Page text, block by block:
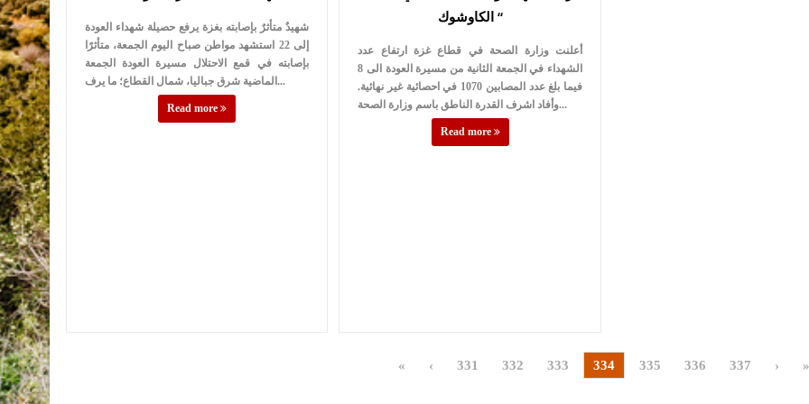
شهيدٌ متأثرٌ بإصابته بغزة يرفع حصيلة شهداء العودة
إلى 22 استشهد مواطن صباح اليوم الجمعة، متأثرًا
بإصابته في قمع الاحتلال مسيرة العودة الجمعة
الماضية شرق جباليا، شمال القطاع؛ ما يرف...
Read more
الكاوشوك “
أعلنت وزارة الصحة في قطاع غزة ارتفاع عدد
الشهداء في الجمعة الثانية من مسيرة العودة الى 8
فيما بلغ عدد المصابين 1070 في احصائية غير نهائية.
وأفاد اشرف القدرة الناطق باسم وزارة الصحة...
Read more
« ‹ 331 332 333 334 335 336 337 › »